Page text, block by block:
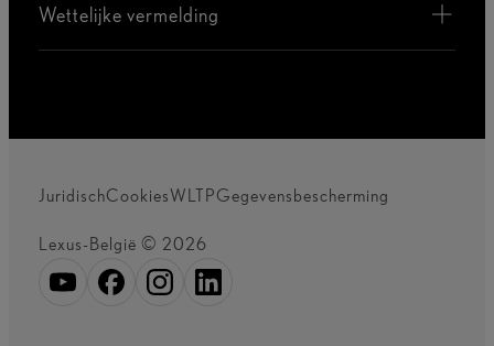
Wettelijke vermelding
JuridischCookiesWLTPGegevensbescherming
Lexus-België © 2026